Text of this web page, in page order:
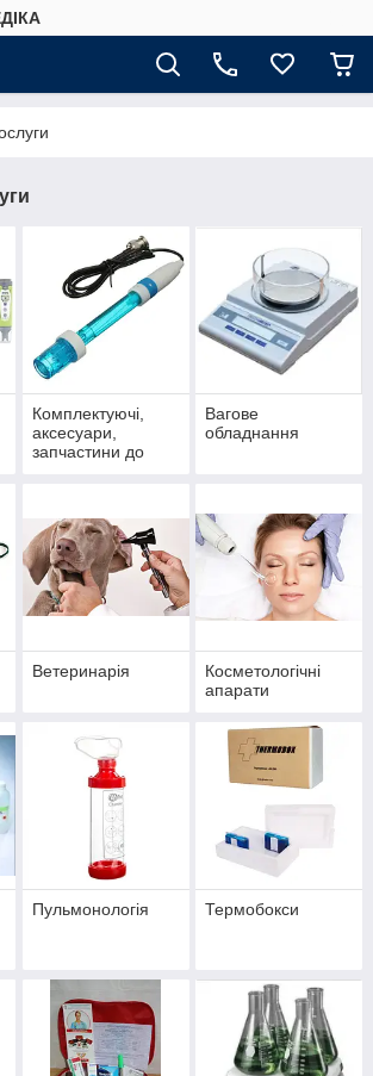
Комплектуючі,
аксесуари,
запчастини до
кювети, насадки,
ущіл
Вагове
обладнання
Ветеринарія
Косметологічні
апарати
Пульмонологія Термобокси